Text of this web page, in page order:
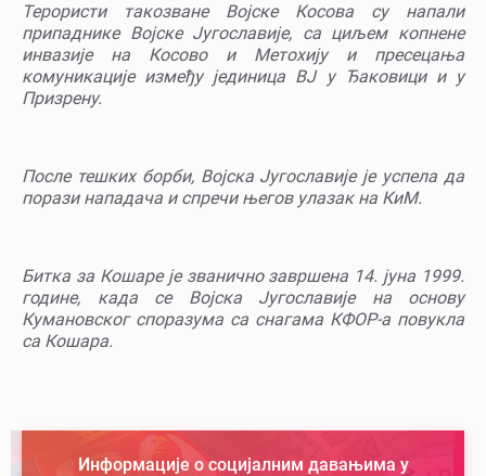
Терористи такозване Војске Косова су напали
припаднике Војске Југославије, са циљем копнене
инвазије на Косово и Метохију и пресецања
комуникације између јединица ВЈ у Ђаковици и у
Призрену.
После тешких борби, Војска Југославије је успела да
порази нападача и спречи његов улазак на КиМ.
Битка за Кошаре је званично завршена 14. јуна 1999.
године, када се Војска Југославије на основу
Кумановског споразума са снагама КФОР-а повукла
са Кошара.
Информације о социјалним давањима у